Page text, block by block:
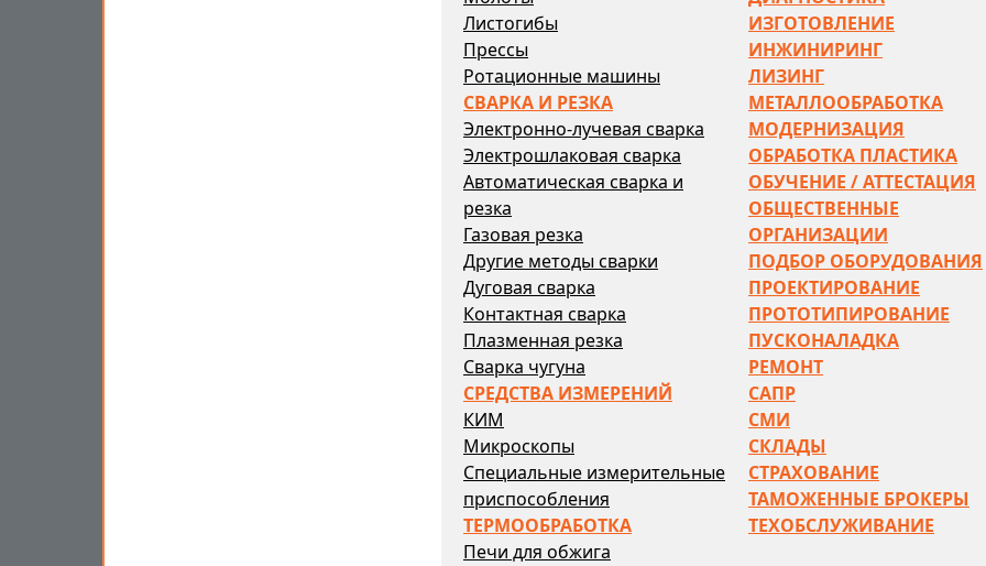
Листогибы
Прессы
Ротационные машины
СВАРКА И РЕЗКА
Электронно-лучевая сварка
Электрошлаковая сварка
Автоматическая сварка и
резка
Газовая резка
Другие методы сварки
Дуговая сварка
Контактная сварка
Плазменная резка
Сварка чугуна
СРЕДСТВА ИЗМЕРЕНИЙ
КИМ
Микроскопы
Специальные измерительные
приспособления
ТЕРМООБРАБОТКА
Печи для обжига
ИЗГОТОВЛЕНИЕ
ИНЖИНИРИНГ
ЛИЗИНГ
МЕТАЛЛООБРАБОТКА
МОДЕРНИЗАЦИЯ
ОБРАБОТКА ПЛАСТИКА
ОБУЧЕНИЕ / АТТЕСТАЦИЯ
ОБЩЕСТВЕННЫЕ
ОРГАНИЗАЦИИ
ПОДБОР ОБОРУДОВАНИЯ
ПРОЕКТИРОВАНИЕ
ПРОТОТИПИРОВАНИЕ
ПУСКОНАЛАДКА
РЕМОНТ
САПР
СМИ
СКЛАДЫ
СТРАХОВАНИЕ
ТАМОЖЕННЫЕ БРОКЕРЫ
ТЕХОБСЛУЖИВАНИЕ